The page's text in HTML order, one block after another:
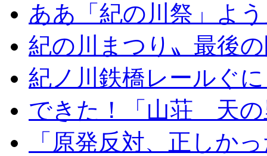
ああ「紀の川祭」よ
紀の川まつり〟最後
紀ノ川鉄橋レールぐ
できた！「山荘 天の
「原発反対、正しか